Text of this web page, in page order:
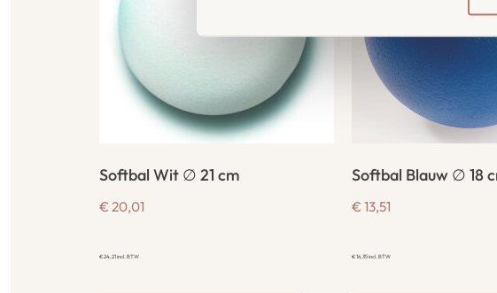
Softbal Wit ∅ 21 cm
€ 20,01
€24,21incl. BTW
Softbal Blauw ∅ 18
€ 13,51
€16,35incl. BTW